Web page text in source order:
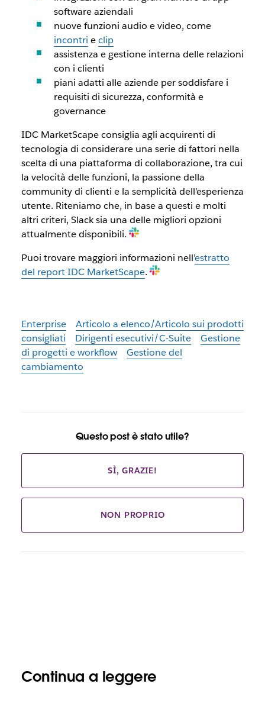
software aziendali
nuove funzioni audio e video, come
incontri eclip
assistenza e gestione interna delle relazioni
con i clienti
piani adatti alle aziende per soddisfare i
requisiti di sicurezza, conformità e
governance
IDC MarketScape consiglia agli acquirenti di
tecnologia di considerare una serie di fattori nella
scelta di una piattaforma di collaborazione, tra cui
la velocità delle funzioni, la passione della
community di clienti e la semplicità dell’esperienza
utente. Riteniamo che, in base a questi e molti
altri criteri, Slack sia una delle migliori opzioni
attualmente disponibili.
Puoi trovare maggiori informazioni nell’estratto
del report IDC MarketScape.
Enterprise
Articolo a elenco/Articolo sui prodotti
consigliati
Dirigenti esecutivi/C-Suite
Gestione
di progetti e workflow
Gestione del
cambiamento
Questo post è stato utile?
SÌ, GRAZIE!
NON PROPRIO
Continua a leggere